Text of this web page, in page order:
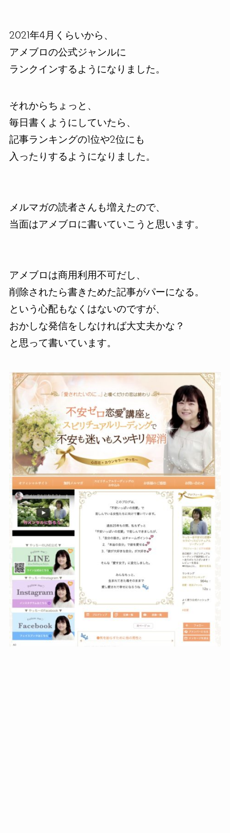
2021年4月くらいから、
アメブロの公式ジャンルに
ランクインするようになりました。
それからちょっと、
毎日書くようにしていたら、
記事ランキングの1位や2位にも
入ったりするようになりました。
メルマガの読者さんも増えたので、
当面はアメブロに書いていこうと思います。
アメブロは商用利用不可だし、
削除されたら書きためた記事がパーになる。
という心配もなくはないのですが、
おかしな発信をしなければ大丈夫かな？
と思って書いています。